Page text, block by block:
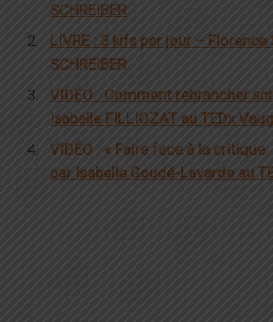
SCHREIBER
LIVRE : 3 kifs par jour – Florence
SCHREIBER
VIDÉO : Comment rebrancher
Isabelle FILLIOZAT au TEDx
VIDÉO : « Faire face à la
par Isabelle Goudé-Lavarde au